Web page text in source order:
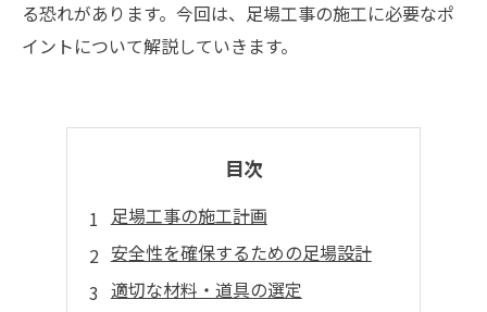
る恐れがあります。今回は、足場工事の施工に必要なポ
イントについて解説していきます。
目次
足場工事の施工計画
安全性を確保するための足場設計
適切な材料・道具の選定